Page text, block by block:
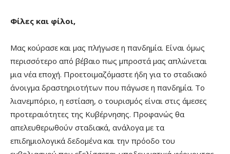
Φίλες και φίλοι,
Μας κούρασε και μας πλήγωσε η πανδημία. Είναι όμως
περισσότερο από βέβαιο πως μπροστά μας απλώνεται
μια νέα εποχή. Προετοιμαζόμαστε ήδη για το σταδιακό
άνοιγμα δραστηριοτήτων που πάγωσε η πανδημία. Το
λιανεμπόριο, η εστίαση, ο τουρισμός είναι στις άμεσες
προτεραιότητες της Κυβέρνησης. Προφανώς θα
απελευθερωθούν σταδιακά, ανάλογα με τα
επιδημιολογικά δεδομένα και την πρόοδο του